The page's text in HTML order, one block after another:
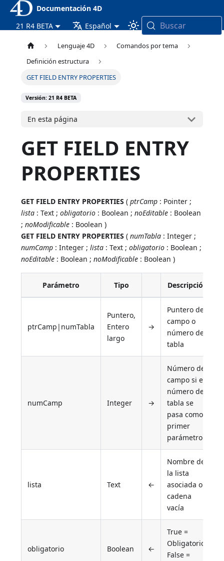
Documentación 4D
21 R4 BETA
Español Buscar
Lenguaje 4D
Comandos por tema
Definición estructura
GET FIELD ENTRY PROPERTIES
Versión: 21 R4 BETA
En esta página
GET FIELD ENTRY
PROPERTIES
GET FIELD ENTRY PROPERTIES (ptrCamp : Pointer ;
lista : Text ;obligatorio : Boolean ;noEditable : Boolean
;noModificable : Boolean )
GET FIELD ENTRY PROPERTIES (numTabla : Integer ;
numCamp : Integer ;lista : Text ;obligatorio : Boolean ;
noEditable : Boolean ;noModificable : Boolean )
Parámetro Tipo Descripción
ptrCamp|numTabla
Puntero,
Entero
largo
→
Puntero del
campo o
número de
tabla
numCamp Integer →
Número de
campo si el
número de
tabla se
pasa como
primer
parámetro
lista Text ←
Nombre de
la lista
asociada o
cadena
vacía
obligatorio Boolean ←
True =
Obligatorio,
False =